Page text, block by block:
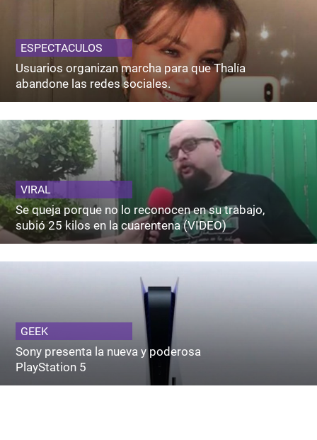
ESPECTACULOS
Usuarios organizan marcha para que Thalía
abandone las redes sociales.
VIRAL
Se queja porque no lo reconocen en su trabajo,
subió 25 kilos en la cuarentena (VIDEO)
GEEK
Sony presenta la nueva y poderosa
PlayStation 5